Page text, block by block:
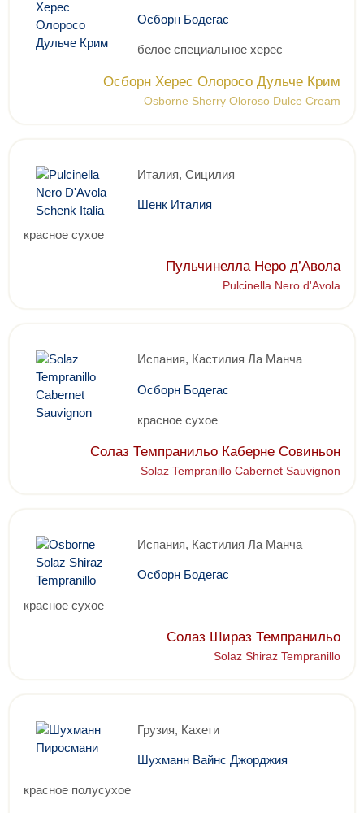
Осборн Бодегас
белое специальное херес
Осборн Херес Олоросо Дульче Крим
Osborne Sherry Oloroso Dulce Cream
Италия, Сицилия
Шенк Италия
красное сухое
Пульчинелла Неро д’Авола
Pulcinella Nero d'Avola
Испания, Кастилия Ла Манча
Осборн Бодегас
красное сухое
Солаз Темпранильо Каберне Совиньон
Solaz Tempranillo Cabernet Sauvignon
Испания, Кастилия Ла Манча
Осборн Бодегас
красное сухое
Солаз Шираз Темпранильо
Solaz Shiraz Tempranillo
Грузия, Кахети
Шухманн Вайнс Джорджия
красное полусухое